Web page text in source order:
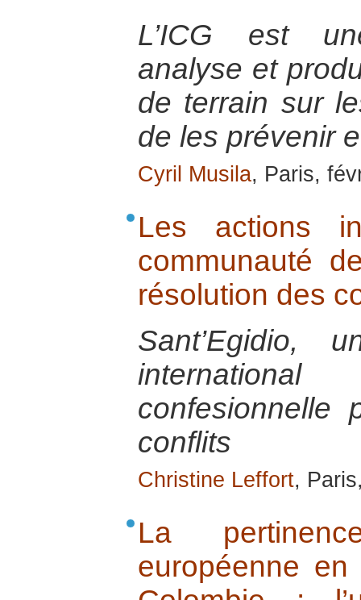
L’ICG est
analyse et
de terrain sur
de les prévenir
Cyril Musila, Paris,
Les actions
communauté
résolution des
Sant’Egidio,
confesionnelle
conflits
Christine Leffort,
La
européenne